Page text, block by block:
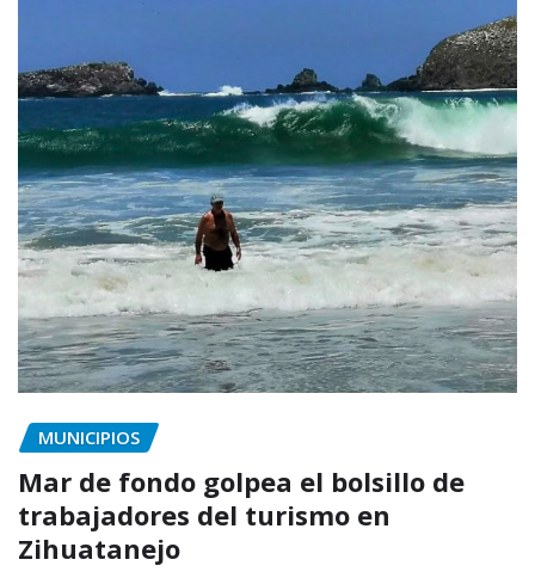
MUNICIPIOS
Mar de fondo golpea el bolsillo de
trabajadores del turismo en
Zihuatanejo